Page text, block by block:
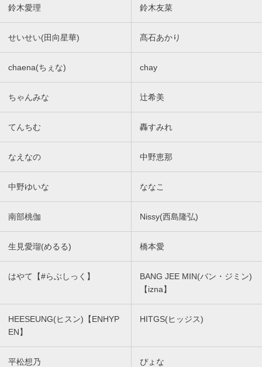
鈴木愛理 鈴木友菜
せいせい(田向星華) 髙石あかり
chaena(ちぇな) chay
ちゃんみな 辻希美
てんちむ 轟すみれ
なえなの 中野恵那
中野ゆいな ななこ
南部桃伽 Nissy(西島隆弘)
生見愛瑠(めるる) 橋本愛
はやて【#らぶしっく】
BANG JEE MIN(バン・ジミン)
【izna】
HEESEUNG(ヒスン)【ENHYP
EN】
HITGS(ヒッジス)
平松想乃 ぴょな